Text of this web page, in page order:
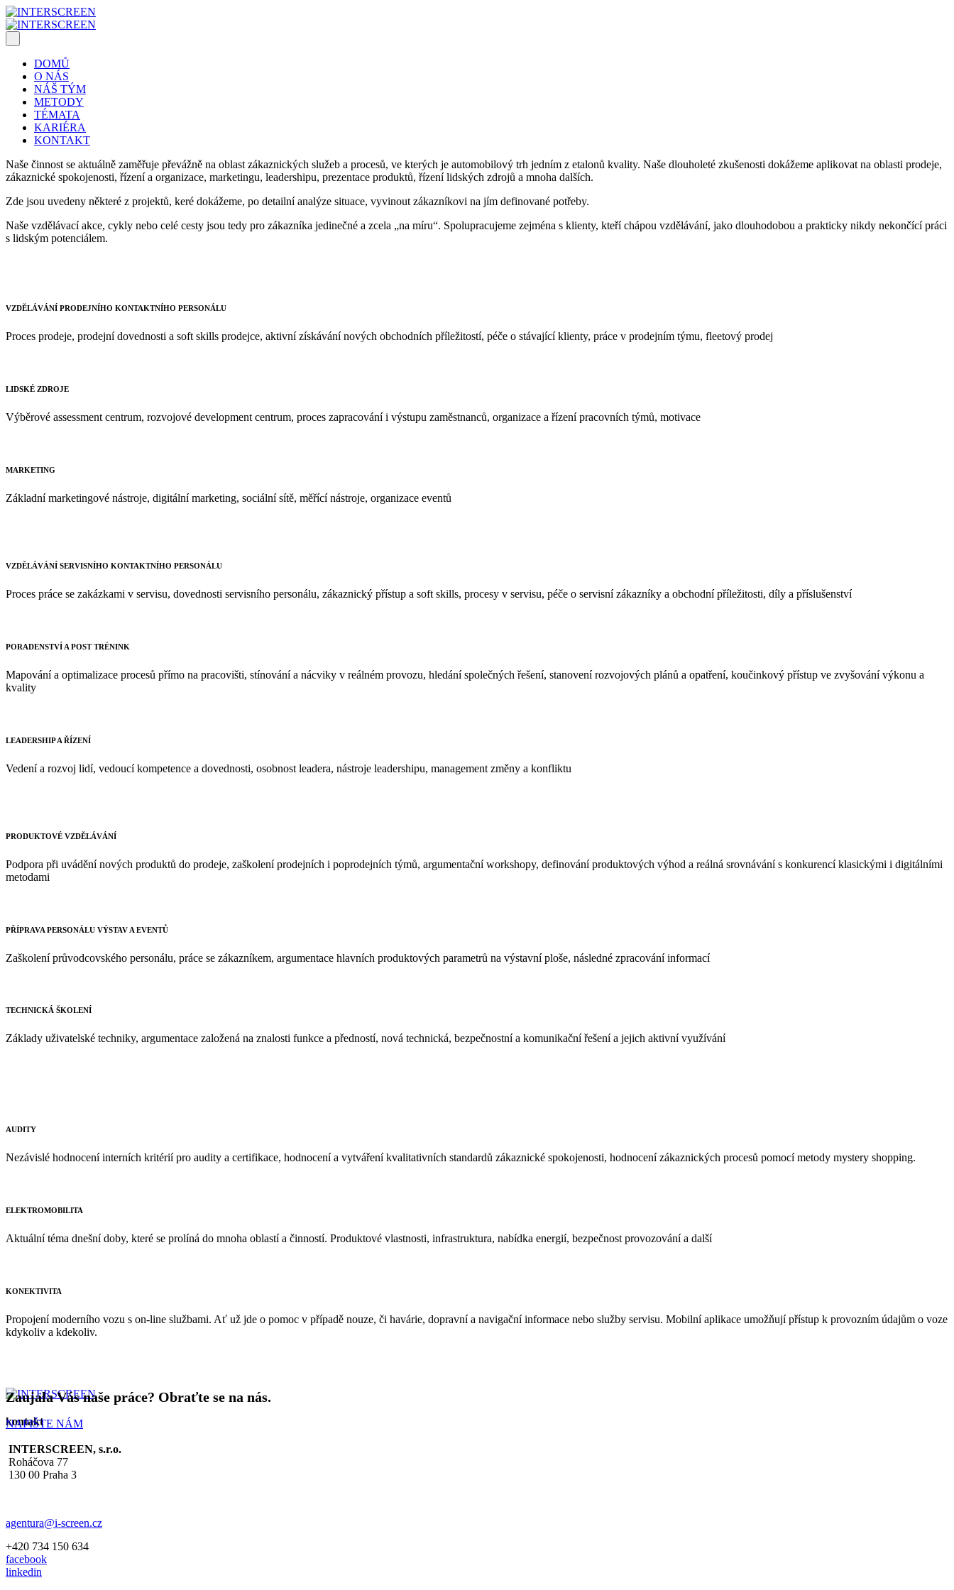
DOMŮ
O NÁS
NÁŠ TÝM
METODY
TÉMATA
KARIÉRA
KONTAKT
Naše činnost se aktuálně zaměřuje převážně na oblast zákaznických služeb a procesů, ve kterých je automobilový trh jedním z etalonů kvality. Naše dlouholeté zkušenosti dokážeme aplikovat na oblasti prodeje,
zákaznické spokojenosti, řízení a organizace, marketingu, leadershipu, prezentace produktů, řízení lidských zdrojů a mnoha dalších.
Zde jsou uvedeny některé z projektů, keré dokážeme, po detailní analýze situace, vyvinout zákazníkovi na jím definované potřeby.
Naše vzdělávací akce, cykly nebo celé cesty jsou tedy pro zákazníka jedinečné a zcela „na míru“. Spolupracujeme zejména s klienty, kteří chápou vzdělávání, jako dlouhodobou a prakticky nikdy nekončící práci
s lidským potenciálem.
VZDĚLÁVÁNÍ PRODEJNÍHO KONTAKTNÍHO PERSONÁLU
Proces prodeje, prodejní dovednosti a soft skills prodejce, aktivní získávání nových obchodních příležitostí, péče o stávající klienty, práce v prodejním týmu, fleetový prodej
LIDSKÉ ZDROJE
Výběrové assessment centrum, rozvojové development centrum, proces zapracování i výstupu zaměstnanců, organizace a řízení pracovních týmů, motivace
MARKETING
Základní marketingové nástroje, digitální marketing, sociální sítě, měřící nástroje, organizace eventů
VZDĚLÁVÁNÍ SERVISNÍHO KONTAKTNÍHO PERSONÁLU
Proces práce se zakázkami v servisu, dovednosti servisního personálu, zákaznický přístup a soft skills, procesy v servisu, péče o servisní zákazníky a obchodní příležitosti, díly a příslušenství
PORADENSTVÍ A POST TRÉNINK
Mapování a optimalizace procesů přímo na pracovišti, stínování a nácviky v reálném provozu, hledání společných řešení, stanovení rozvojových plánů a opatření, koučinkový přístup ve zvyšování výkonu a
kvality
LEADERSHIP A ŘÍZENÍ
Vedení a rozvoj lidí, vedoucí kompetence a dovednosti, osobnost leadera, nástroje leadershipu, management změny a konfliktu
PRODUKTOVÉ VZDĚLÁVÁNÍ
Podpora při uvádění nových produktů do prodeje, zaškolení prodejních i poprodejních týmů, argumentační workshopy, definování produktových výhod a reálná srovnávání s konkurencí klasickými i digitálními
metodami
PŘÍPRAVA PERSONÁLU VÝSTAV A EVENTŮ
Zaškolení průvodcovského personálu, práce se zákazníkem, argumentace hlavních produktových parametrů na výstavní ploše, následné zpracování informací
TECHNICKÁ ŠKOLENÍ
Základy uživatelské techniky, argumentace založená na znalosti funkce a předností, nová technická, bezpečnostní a komunikační řešení a jejich aktivní využívání
AUDITY
Nezávislé hodnocení interních kritérií pro audity a certifikace, hodnocení a vytváření kvalitativních standardů zákaznické spokojenosti, hodnocení zákaznických procesů pomocí metody mystery shopping.
ELEKTROMOBILITA
Aktuální téma dnešní doby, které se prolíná do mnoha oblastí a činností. Produktové vlastnosti, infrastruktura, nabídka energií, bezpečnost provozování a další
KONEKTIVITA
Propojení moderního vozu s on-line službami. Ať už jde o pomoc v případě nouze, či havárie, dopravní a navigační informace nebo služby servisu. Mobilní aplikace umožňují přístup k provozním údajům o voze
kdykoliv a kdekoliv.
Zaujala Vás naše práce? Obraťte se na nás.
NAPIŠTE NÁM
kontakt
INTERSCREEN, s.r.o.
Roháčova 77
130 00 Praha 3
agentura@i-screen.cz
+420 734 150 634
facebook
linkedin